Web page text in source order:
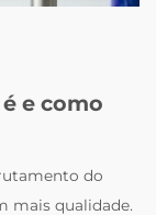
e como
do
mais qualidade.